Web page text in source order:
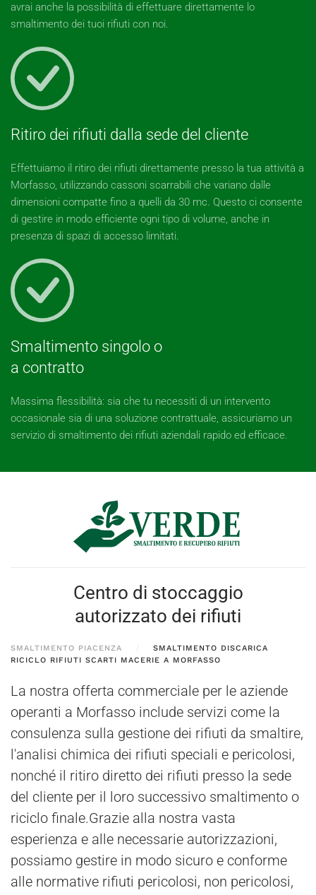
avrai anche la possibilità di effettuare direttamente lo
smaltimento dei tuoi rifiuti con noi.
Ritiro dei rifiuti dalla sede del cliente
Effettuiamo il ritiro dei rifiuti direttamente presso la tua attività a
Morfasso, utilizzando cassoni scarrabili che variano dalle
dimensioni compatte fino a quelli da 30 mc. Questo ci consente
di gestire in modo efficiente ogni tipo di volume, anche in
presenza di spazi di accesso limitati.
Smaltimento singolo o
a contratto
Massima flessibilità: sia che tu necessiti di un intervento
occasionale sia di una soluzione contrattuale, assicuriamo un
servizio di smaltimento dei rifiuti aziendali rapido ed efficace.
Centro di stoccaggio
autorizzato dei rifiuti
SMALTIMENTO PIACENZA
SMALTIMENTO DISCARICA
RICICLO RIFIUTI SCARTI MACERIE A MORFASSO
La nostra offerta commerciale per le aziende
operanti a Morfasso include servizi come la
consulenza sulla gestione dei rifiuti da smaltire,
l'analisi chimica dei rifiuti speciali e pericolosi,
nonché il ritiro diretto dei rifiuti presso la sede
del cliente per il loro successivo smaltimento o
riciclo finale.Grazie alla nostra vasta
esperienza e alle necessarie autorizzazioni,
possiamo gestire in modo sicuro e conforme
alle normative rifiuti pericolosi, non pericolosi,